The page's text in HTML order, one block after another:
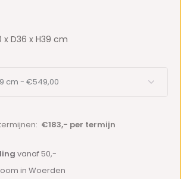
x D36 x H39 cm
€183,- per termijn
vanaf 50,-
in Woerden